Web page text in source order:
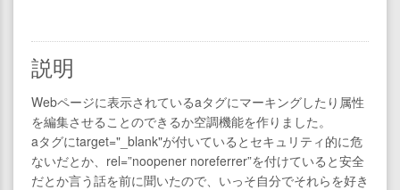
説明
Webページに表示されているaタグにマーキングしたり属性
を編集させることのできるか空調機能を作りました。
aタグにtarget="_blank"が付いているとセキュリティ的に危
ないだとか、rel=”noopener noreferrer”を付けていると安全
だとか言う話を前に聞いたので、いっそ自分でそれらを好き